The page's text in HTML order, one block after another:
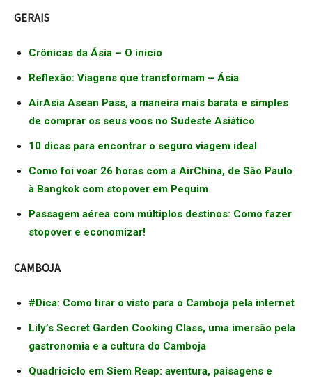
GERAIS
Crônicas da Ásia – O inicio
Reflexão: Viagens que transformam – Ásia
AirAsia Asean Pass, a maneira mais barata e simples
de comprar os seus voos no Sudeste Asiático
10 dicas para encontrar o seguro viagem ideal
Como foi voar 26 horas com a AirChina, de São Paulo
à Bangkok com stopover em Pequim
Passagem aérea com múltiplos destinos: Como fazer
stopover e economizar!
CAMBOJA
#Dica: Como tirar o visto para o Camboja pela internet
Lily’s Secret Garden Cooking Class, uma imersão pela
gastronomia e a cultura do Camboja
Quadriciclo em Siem Reap: aventura, paisagens e